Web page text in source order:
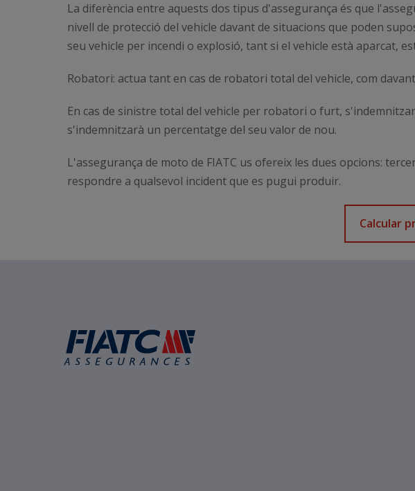
La diferència entre aquests dos tipus d'assegurança és que
nivell de protecció del vehicle davant de situacions que poden
seu vehicle per incendi o explosió, tant si el vehicle està aparcat,
Robatori: actua tant en cas de robatori total del vehicle, com
En cas de sinistre total del vehicle per robatori o furt,
s'indemnitzarà un percentatge del seu valor de nou.
L'assegurança de moto de FIATC us ofereix les dues opcions:
respondre a qualsevol incident que es pugui produir.
Calcular